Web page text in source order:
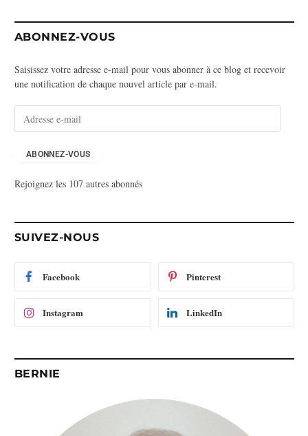
ABONNEZ-VOUS
Saisissez votre adresse e-mail pour vous abonner à ce blog et recevoir
une notification de chaque nouvel article par e-mail.
s
-
m
ABONNEZ-VOUS
Rejoignez les 107 autres abonnés
SUIVEZ-NOUS
Facebook Pinterest
Instagram LinkedIn
BERNIE